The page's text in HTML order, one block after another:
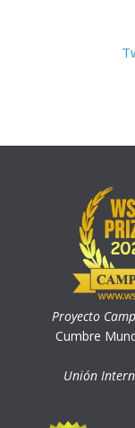
Proyecto
Cumbre
Unión